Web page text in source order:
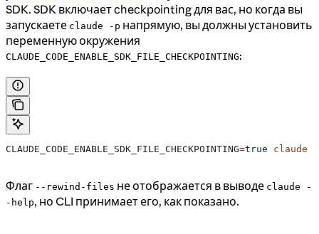
SDK. SDK включает checkpointing для вас, но когда вы
запускаете claude -p напрямую, вы должны установить
переменную окружения
CLAUDE_CODE_ENABLE_SDK_FILE_CHECKPOINTING:
CLAUDE_CODE_ENABLE_SDK_FILE_CHECKPOINTING=true claude
Флаг --rewind-files не отображается в выводе claude -
-help, но CLI принимает его, как показано.